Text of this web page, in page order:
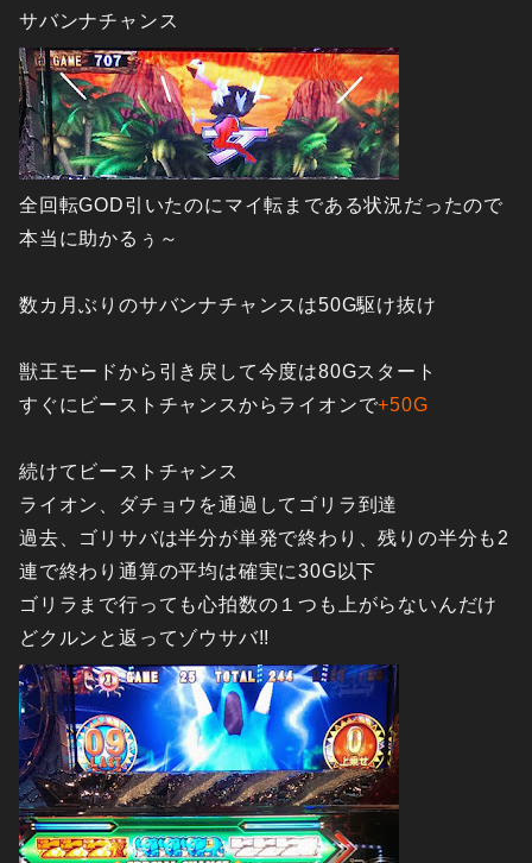
サバンナチャンス
全回転GOD引いたのにマイ転まである状況だったので
本当に助かるぅ～
数カ月ぶりのサバンナチャンスは50G駆け抜け
獣王モードから引き戻して今度は80Gスタート
すぐにビーストチャンスからライオンで+50G
続けてビーストチャンス
ライオン、ダチョウを通過してゴリラ到達
過去、ゴリサバは半分が単発で終わり、残りの半分も2
連で終わり通算の平均は確実に30G以下
ゴリラまで行っても心拍数の１つも上がらないんだけ
どクルンと返ってゾウサバ!!